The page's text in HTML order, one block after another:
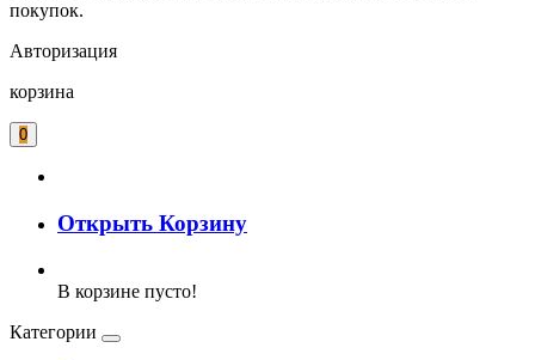
покупок.
Авторизация
корзина
0
Открыть Корзину
В корзине пусто!
Категории